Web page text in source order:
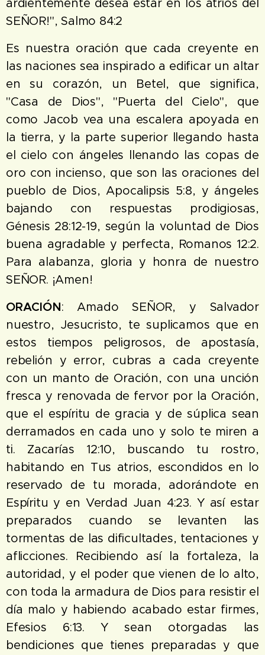
ardientemente desea estar en los atrios del
SEÑOR!", Salmo 84:2
Es nuestra oración que cada creyente en
las naciones sea inspirado a edificar un altar
en su corazón, un Betel, que significa,
"Casa de Dios", "Puerta del Cielo", que
como Jacob vea una escalera apoyada en
la tierra, y la parte superior llegando hasta
el cielo con ángeles llenando las copas de
oro con incienso, que son las oraciones del
pueblo de Dios, Apocalipsis 5:8, y ángeles
bajando con respuestas prodigiosas,
Génesis 28:12-19, según la voluntad de Dios
buena agradable y perfecta, Romanos 12:2.
Para alabanza, gloria y honra de nuestro
SEÑOR. ¡Amen!
ORACIÓN: Amado SEÑOR, y Salvador
nuestro, Jesucristo, te suplicamos que en
estos tiempos peligrosos, de apostasía,
rebelión y error, cubras a cada creyente
con un manto de Oración, con una unción
fresca y renovada de fervor por la Oración,
que el espíritu de gracia y de súplica sean
derramados en cada uno y solo te miren a
ti. Zacarías 12:10, buscando tu rostro,
habitando en Tus atrios, escondidos en lo
reservado de tu morada, adorándote en
Espíritu y en Verdad Juan 4:23. Y así estar
preparados cuando se levanten las
tormentas de las dificultades, tentaciones y
aflicciones. Recibiendo así la fortaleza, la
autoridad, y el poder que vienen de lo alto,
con toda la armadura de Dios para resistir el
día malo y habiendo acabado estar firmes,
Efesios 6:13. Y sean otorgadas las
bendiciones que tienes preparadas y que